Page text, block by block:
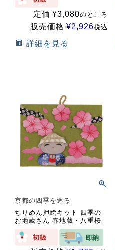
定価 ¥3,080のところ
販売価格 ¥2,926税込
詳細を見る
京都の四季を巡る
ちりめん押絵キット 四季の
お地蔵さん 春地蔵・八重桜